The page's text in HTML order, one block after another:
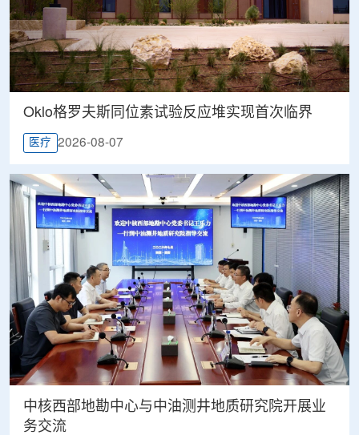
Oklo格罗夫斯同位素试验反应堆实现首次临界
医疗 2026-08-07
中核西部地勘中心与中油测井地质研究院开展业
务交流